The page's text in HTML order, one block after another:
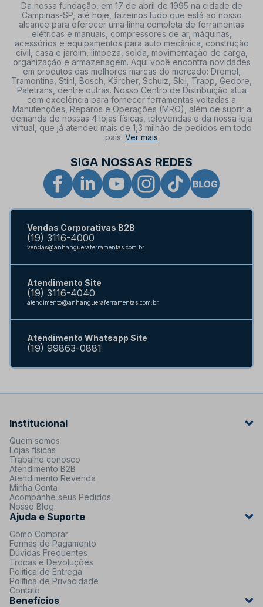
Da nossa fundação, em 17 de abril de 1995 na cidade de
Campinas-SP, até hoje, fazemos tudo que está ao nosso
alcance para oferecer uma linha completa de ferramentas
elétricas e manuais, compressores de ar, máquinas,
acessórios e equipamentos para auto mecânica, construção
civil, casa e jardim, limpeza, solda, movimentação de carga,
organização e armazenagem. Aqui você encontra novidades
em produtos das melhores marcas do mercado: Dremel,
Tramontina, Stihl, Bosch, Kärcher, Schulz, Skil, Trapp, Gedore,
Paletrans, dentre outras. Nosso Centro de Distribuição atua
com excelência para fornecer ferramentas voltadas a
Manutenções, Reparos e Operações (MRO), além de suprir a
demanda de nossas 4 lojas físicas, televendas e da nossa loja
virtual, que já atendeu mais de 1,3 milhão de pedidos em todo
país. Ver mais
SIGA NOSSAS REDES
Vendas Corporativas B2B
(19) 3116-4000
vendas@anhangueraferramentas.com.br
Atendimento Site
(19) 3116-4040
atendimento@anhangueraferramentas.com.br
Atendimento Whatsapp Site
(19) 99863-0881
Institucional
Quem somos
Lojas físicas
Trabalhe conosco
Atendimento B2B
Atendimento Revenda
Minha Conta
Acompanhe seus Pedidos
Nosso Blog
Ajuda e Suporte
Como Comprar
Formas de Pagamento
Dúvidas Frequentes
Trocas e Devoluções
Política de Entrega
Política de Privacidade
Contato
Benefícios